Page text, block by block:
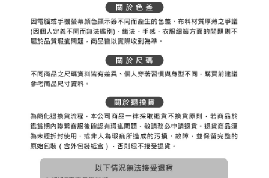
2. 「OP Pay Later」を利用する契約関係の目的から、店舗はあなたの個人
情報（名前、電話または住所を含む）を台湾大哥大に提供し、収集、処理
および利用するために、当社があなた本人と分割請求書に必要な情報の確
認、照合および修正を行います。
https://oppay.tw/userRule
1.初回 AFTEEを ご利用の際に、認証結果及び当社の審査の結果に基づ
き、限度額が設定されます。
2.決済金額は最低NT$20です。
3.現在、台湾の会員のみご利用いただけます。
三、利用規約「AFTEE代金後払い」（以下当サービスという）はネットプ
ロテクションズ（以下 AFTEE という）が提供し、AFTEEが代金を徴収し
ます。当サービスご利用の際に提供しなければならない個人情報（注文者
の氏名、電話番号、受取人の氏名、電話番号、受取人住所を含むがこれに
限らない）は、AFTEEに渡され当サービスで必要な範囲内で利用されま
す。AFTEEの個人情報の収集、処理、利用について、詳細はAFTEE公式ホ
ームページの『個人情報の収集、処理及び利用に関する声明』をご参照く
ださい（https://aftee.tw/privacypolicy/）。
AFTEEの初回ご利用の際に、審査を通過すれば、最高額がNT$10,000にな
ります。支払い期限を過ぎた場合、その金額に基づいて年利20%の遅延滞
送料無料
離島宅配